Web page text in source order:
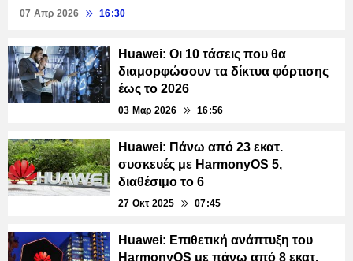
07 Απρ 2026 16:30
Huawei: Οι 10 τάσεις που θα
διαμορφώσουν τα δίκτυα φόρτισης
έως το 2026
03 Μαρ 2026 16:56
Huawei: Πάνω από 23 εκατ.
συσκευές με HarmonyOS 5,
διαθέσιμο το 6
27 Οκτ 2025 07:45
Huawei: Επιθετική ανάπτυξη του
HarmonyOS με πάνω από 8 εκατ.